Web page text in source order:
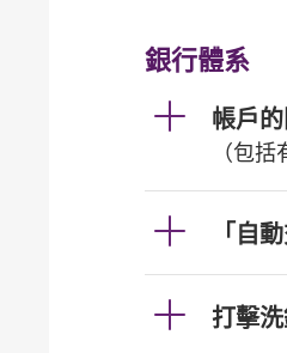
銀行體系
帳戶
（包
「自
打擊